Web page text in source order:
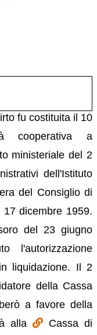
fu costituita il 10
cooperativa a
ministeriale del 2
dell'Istituto
del Consiglio di
dicembre 1959.
del 23 giugno
l'autorizzazione
liquidazione. Il 2
della Cassa
a favore della
alla
Cassa di